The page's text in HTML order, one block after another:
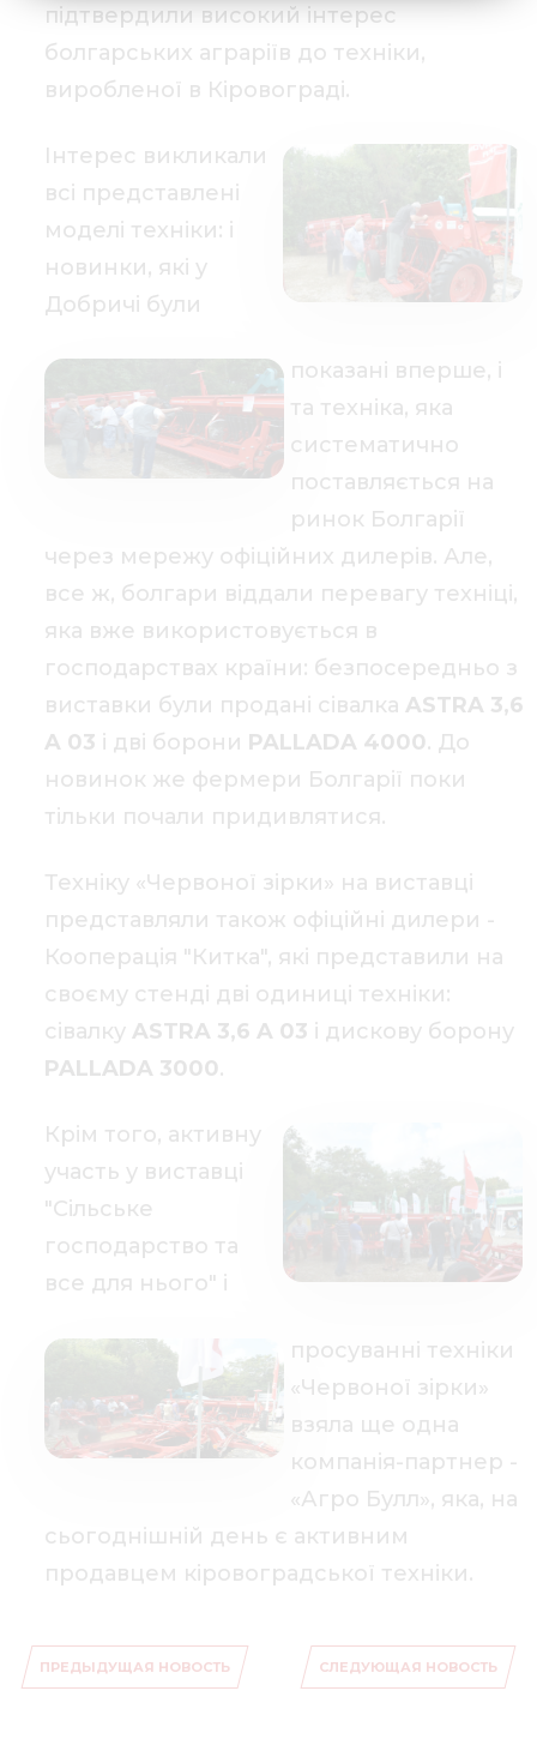
підтвердили високий інтерес
болгарських аграріїв до техніки,
виробленої в Кіровограді.
Інтерес викликали
всі представлені
моделі техніки: і
новинки, які у
Добричі були
показані вперше, і
та техніка, яка
систематично
поставляється на
ринок Болгарії
через мережу офіційних дилерів. Але,
все ж, болгари віддали перевагу техніці,
яка вже використовується в
господарствах країни: безпосередньо з
виставки були продані сівалкаASTRA 3,6
A 03 і дві борони PALLADA 4000. До
новинок же фермери Болгарії поки
тільки почали придивлятися.
Техніку «Червоної зірки» на виставці
представляли також офіційні дилери -
Кооперація "Китка", які представили на
своєму стенді дві одиниці техніки:
сівалкуASTRA 3,6 A 03 і дискову борону
PALLADA 3000.
Крім того, активну
участь у виставці
"Сільське
господарство та
все для нього" і
просуванні техніки
«Червоної зірки»
взяла ще одна
компанія-партнер -
«Агро Булл», яка, на
сьогоднішній день є активним
продавцем кіровоградської техніки.
ПРЕДЫДУЩАЯ НОВОСТЬ СЛЕДУЮЩАЯ НОВОСТЬ